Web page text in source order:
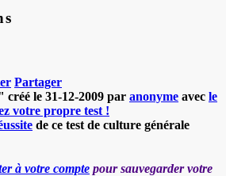
Partager
le 31-12-2009 par anonyme avec le
votre propre test !
de ce test de culture générale
à votre compte pour sauvegarder votre